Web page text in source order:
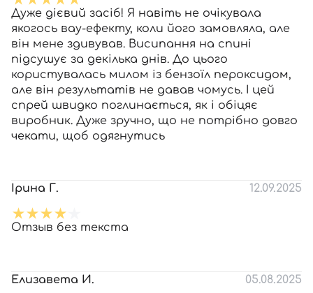
Дуже дієвий засіб! Я навіть не очікувала
якогось вау-ефекту, коли його замовляла, але
він мене здивував. Висипання на спині
підсушує за декілька днів. До цього
користувалась милом із бензоїл пероксидом,
але він результатів не давав чомусь. І цей
спрей швидко поглинається, як і обіцяє
виробник. Дуже зручно, що не потрібно довго
чекати, щоб одягнутись
Ірина Г. 12.09.2025
Отзыв без текста
Елизавета И. 05.08.2025